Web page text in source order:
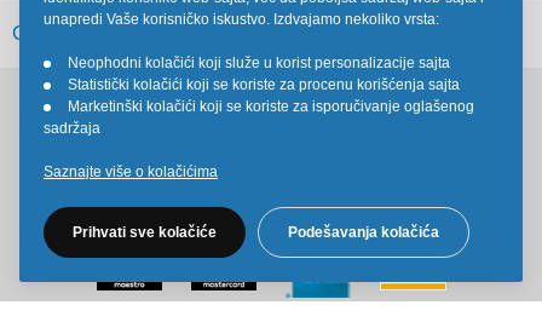
OSTALO
unapredi Vaše korisničko iskustvo. Izdvajamo nekoliko vrsta:
•
Neophodni kolačići koji služe u korist personalizacije sajta
•
Statistički kolačići koji se koriste za procenu korišćenja sajta
•
Marketinški kolačići koji se koriste za isporučivanje oglašenog
sadržaja
Saznajte više o kolačićima
Prihvati sve kolačiće Podešavanja kolačića